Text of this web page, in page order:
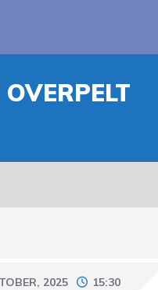
2025 15:30